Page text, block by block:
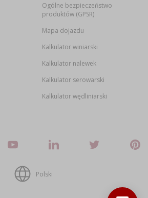
Ogólne bezpieczeństwo
produktów (GPSR)
Mapa dojazdu
Kalkulator winiarski
Kalkulator nalewek
Kalkulator serowarski
Kalkulator wędliniarski
Polski